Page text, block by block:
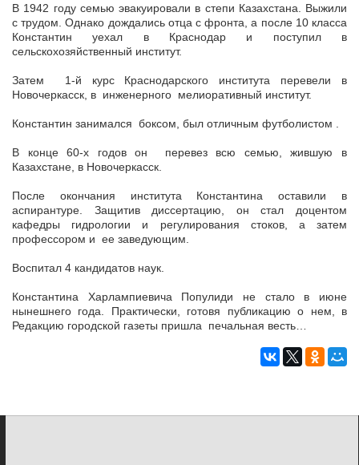
В 1942 году семью эвакуировали в степи Казахстана. Выжили
с трудом. Однако дождались отца с фронта, а после 10 класса
Константин уехал в Краснодар и поступил в
сельскохозяйственный институт.
Затем 1-й курс Краснодарского института перевели в
Новочеркасск, в инженерного мелиоративный институт.
Константин занимался боксом, был отличным футболистом .
В конце 60-х годов он перевез всю семью, жившую в
Казахстане, в Новочеркасск.
После окончания института Константина оставили в
аспирантуре. Защитив диссертацию, он стал доцентом
кафедры гидрологии и регулирования стоков, а затем
профессором и ее заведующим.
Воспитал 4 кандидатов наук.
Константина Харлампиевича Популиди не стало в июне
нынешнего года. Практически, готовя публикацию о нем, в
Редакцию городской газеты пришла печальная весть…